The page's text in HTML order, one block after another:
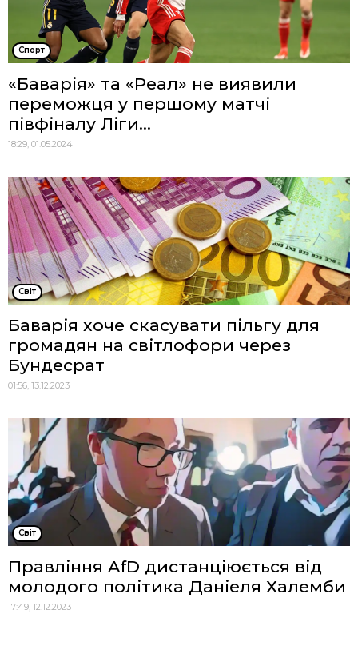
Спорт
«Баварія» та «Реал» не виявили
переможця у першому матчі
півфіналу Ліги...
18:29, 01.05.2024
Cвіт
Баварія хоче скасувати пільгу для
громадян на світлофори через
Бундесрат
01:56, 13.12.2023
Cвіт
Правління AfD дистанціюється від
молодого політика Даніеля Халемби
17:49, 12.12.2023